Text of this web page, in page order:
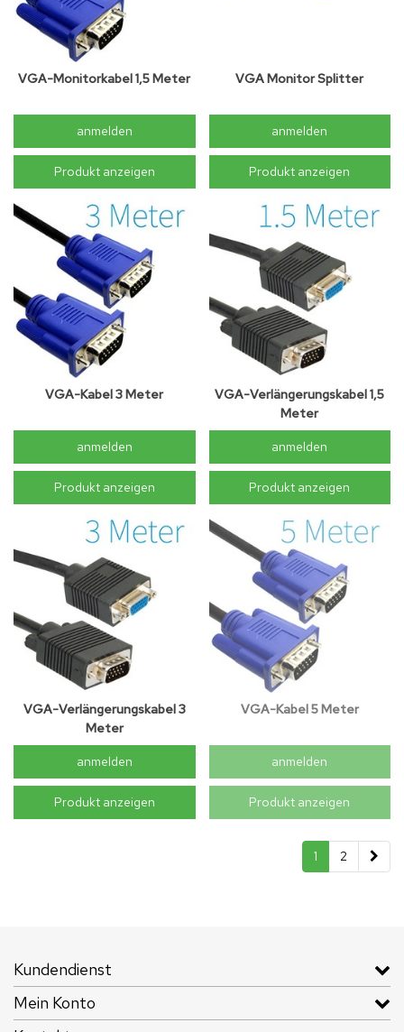
VGA-Monitorkabel 1,5 Meter
anmelden
Produkt anzeigen
VGA Monitor Splitter
anmelden
Produkt anzeigen
VGA-Kabel 3 Meter
anmelden
Produkt anzeigen
VGA-Verlängerungskabel 1,5
Meter
anmelden
Produkt anzeigen
VGA-Verlängerungskabel 3
Meter
anmelden
Produkt anzeigen
VGA-Kabel 5 Meter
anmelden
Produkt anzeigen
1 2
Kundendienst
Mein Konto